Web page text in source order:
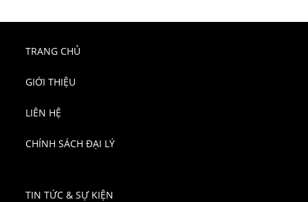
TRANG CHỦ
GIỚI THIỆU
LIÊN HỆ
CHÍNH SÁCH ĐẠI LÝ
TIN TỨC & SỰ KIỆN